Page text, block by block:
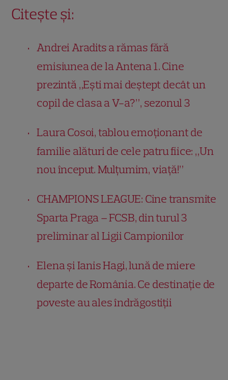
Citește și:
Andrei Aradits a rămas fără
emisiunea de la Antena 1. Cine
prezintă „Ești mai deștept decât un
copil de clasa a V-a?”, sezonul3
Laura Cosoi, tablou emoționant de
familie alături de cele patru fiice: „Un
nou început. Mulțumim, viață!”
CHAMPIONS LEAGUE: Cine transmite
Sparta Praga – FCSB, din turul 3
preliminar al Ligii Campionilor
Elena și Ianis Hagi, lună de miere
departe de România. Ce destinație de
poveste au ales îndrăgostiții